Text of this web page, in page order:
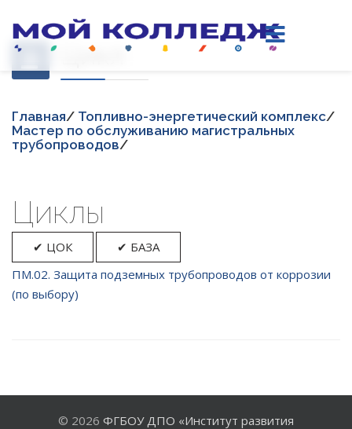
Цикл
Главная/ Топливно-энергетический комплекс/
Мастер по обслуживанию магистральных
трубопроводов/
Циклы
✔ ЦОК
✔ БАЗА
ПМ.02. Защита подземных трубопроводов от коррозии
(по выбору)
© 2026 ФГБОУ ДПО «Институт развития